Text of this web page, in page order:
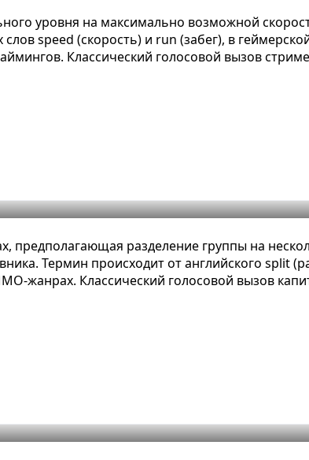
уровня на максимально возможной
speed (скорость) и run (забег), в
Классический голосовой вызов
примеры и виды
предполагающая разделение группы на
Термин происходит от английского split
жанрах. Классический голосовой вызов
примеры и виды